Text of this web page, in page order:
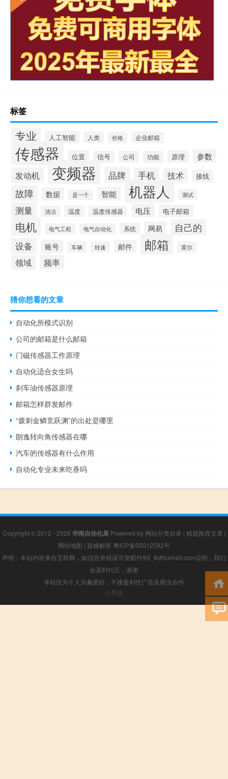
标签
专业 人工智能 人类 价格 企业邮箱
传感器 位置 信号 公司 功能 原理 参数
发动机 变频器 品牌 手机 技术 接线
故障 数据 是一个 智能 机器人 测试
测量 清洁 温度 温度传感器 电压 电子邮箱
电机 电气工程 电气自动化 系统 网易 自己的
设备 账号 车辆 转速 邮件 邮箱 霍尔
领域 频率
猜你想看的文章
自动化所模式识别
公司的邮箱是什么邮箱
门磁传感器工作原理
自动化适合女生吗
刹车油传感器原理
邮箱怎样群发邮件
“拨刺金鳞竞跃渊”的出处是哪里
朗逸转向角传感器在哪
汽车的传感器有什么作用
自动化专业未来吃香吗
Copyright © 2012 - 2026 华南自动化展Powered by 网站分类目录 | 精选推荐文章 |
网站地图 | 疑难解答 粤ICP备05012592号
声明：本站内容来自互联网，如信息有错误可发邮件到f_fb#foxmail.com说明，我们
会及时纠正，谢谢
本站仅为个人兴趣爱好，不接盈利性广告及商业合作
小男孩